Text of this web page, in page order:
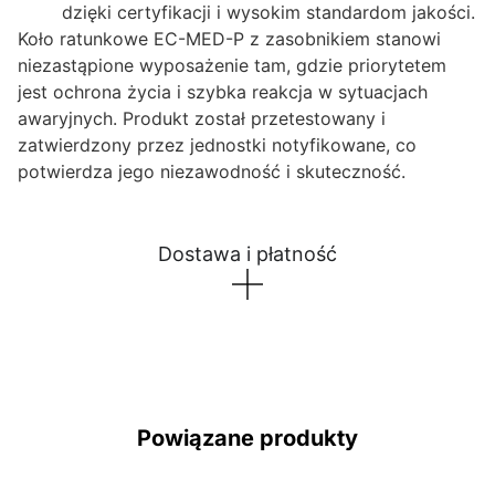
dzięki certyfikacji i wysokim standardom jakości.
Koło ratunkowe EC-MED-P z zasobnikiem stanowi
niezastąpione wyposażenie tam, gdzie priorytetem
jest ochrona życia i szybka reakcja w sytuacjach
awaryjnych. Produkt został przetestowany i
zatwierdzony przez jednostki notyfikowane, co
potwierdza jego niezawodność i skuteczność.
Dostawa i płatność
Powiązane produkty